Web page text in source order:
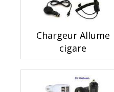
Chargeur Allume
cigare